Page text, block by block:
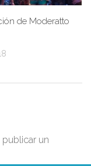
de Moderatto
publicar un